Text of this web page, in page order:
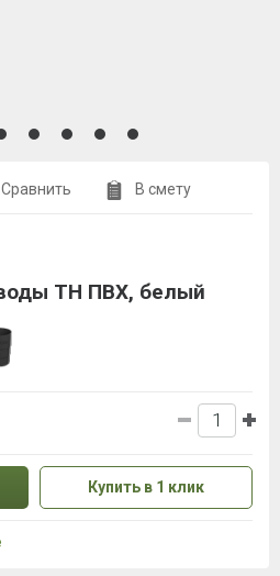
Сравнить В смету
ТН ПВХ, белый
Купить в 1 клик